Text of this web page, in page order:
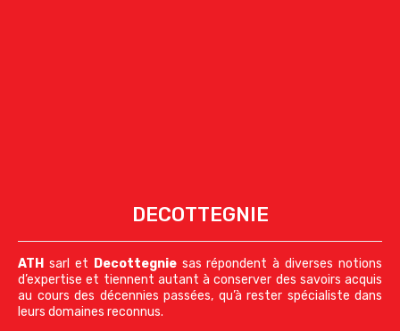
DECOTTEGNIE
ATH sarl et Decottegniesas répondent à diverses notions
d’expertise et tiennent autant à conserver des savoirs acquis
au cours des décennies passées, qu’à rester spécialiste dans
leurs domaines reconnus.